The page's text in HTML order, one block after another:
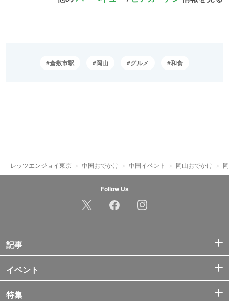
倉敷市駅 岡山 グルメ 和食
レッツエンジョイ東京 中国おでかけ 中国イベント 岡山おでかけ
Follow Us
記事
イベント
特集